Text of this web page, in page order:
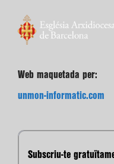
Web maquetada per:
unmon-informatic.com
Subscriu-te